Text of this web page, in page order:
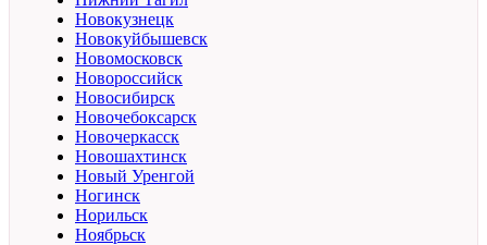
Новокузнецк
Новокуйбышевск
Новомосковск
Новороссийск
Новосибирск
Новочебоксарск
Новочеркасск
Новошахтинск
Новый Уренгой
Ногинск
Норильск
Ноябрьск